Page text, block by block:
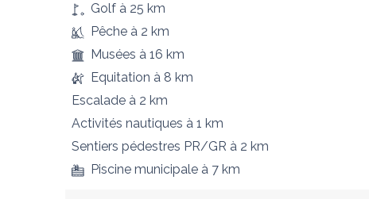
Golf à 25 km
Pêche à 2 km
Musées à 16 km
Equitation à 8 km
Escalade à 2 km
Activités nautiques à 1 km
Sentiers pédestres PR/GR à 2 km
Piscine municipale à 7 km